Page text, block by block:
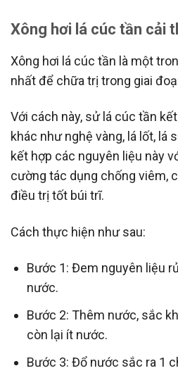
Xông hơi lá cúc tần cải
Xông hơi lá cúc tần là một
nhất để chữa trị trong giai
Với cách này, sử lá cúc tần
khác như nghệ vàng, lá lốt, lá
kết hợp các nguyên liệu này
cường tác dụng chống viêm,
điều trị tốt búi trĩ.
Cách thực hiện như sau:
Bước 1: Đem nguyên liệu
nước.
Bước 2: Thêm nước, sắc
còn lại ít nước.
Bước 3: Đổ nước sắc ra 1